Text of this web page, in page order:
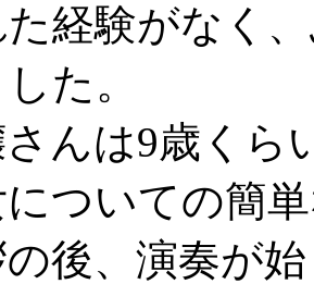
経験がなく
た。
んは9歳くら
ついての簡
後、演奏が